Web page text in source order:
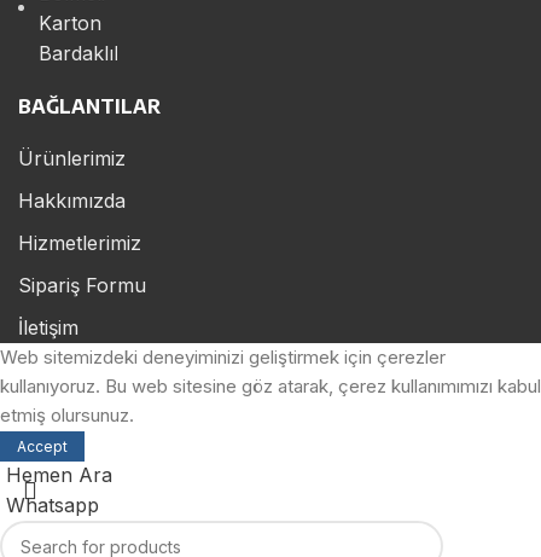
BAĞLANTILAR
Ürünlerimiz
Hakkımızda
Hizmetlerimiz
Sipariş Formu
İletişim
Web sitemizdeki deneyiminizi geliştirmek için çerezler
kullanıyoruz. Bu web sitesine göz atarak, çerez kullanımımızı kabul
etmiş olursunuz.
Accept
Hemen Ara
Whatsapp